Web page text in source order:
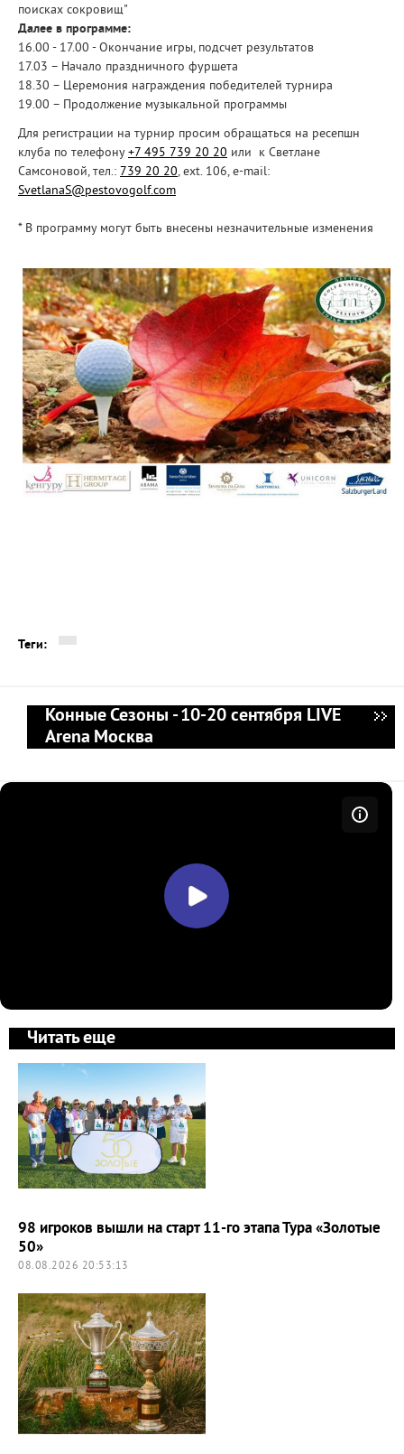
поисках сокровищ"
Далее в программе:
16.00 - 17.00 - Окончание игры, подсчет результатов
17.03 – Начало праздничного фуршета
18.30 – Церемония награждения победителей турнира
19.00 – Продолжение музыкальной программы
Для регистрации на турнир просим обращаться на ресепшн
клуба по телефону+7 495 739 20 20 или к Светлане
Самсоновой, тел.: 739 20 20, ext. 106, e-mail:
SvetlanaS@pestovogolf.com
* В программу могут быть внесены незначительные изменения
Теги:
Конные Сезоны - 10-20 сентября LIVE
Arena Москва
Читать еще
98 игроков вышли на старт 11-го этапа Тура «Золотые
50»
08.08.2026 20:53:13